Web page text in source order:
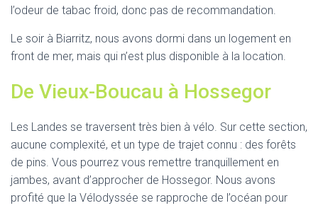
l’odeur de tabac froid, donc pas de recommandation.
Le soir à Biarritz, nous avons dormi dans un logement en
front de mer, mais qui n’est plus disponible à la location.
De Vieux-Boucau à Hossegor
Les Landes se traversent très bien à vélo. Sur cette section,
aucune complexité, et un type de trajet connu : des forêts
de pins. Vous pourrez vous remettre tranquillement en
jambes, avant d’approcher de Hossegor. Nous avons
profité que la Vélodyssée se rapproche de l’océan pour